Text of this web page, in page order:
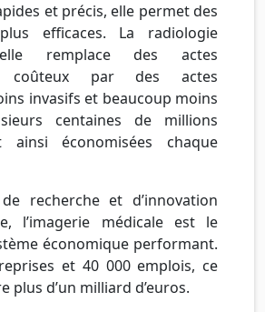
et précis, elle permet des
efficaces. La radiologie
remplace des actes
coûteux par des actes
invasifs et beaucoup moins
centaines de millions
ainsi économisées chaque
recherche et d’innovation
l’imagerie médicale est le
économique performant.
et 40 000 emplois, ce
plus d’un milliard d’euros.